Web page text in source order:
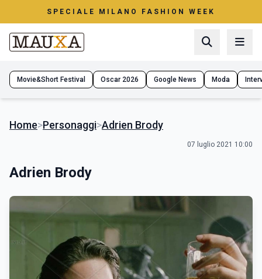
SPECIALE MILANO FASHION WEEK
Movie&Short Festival Oscar 2026 Google News Moda
Home>Personaggi>Adrien Brody
07 luglio 2021 10:00
Adrien Brody